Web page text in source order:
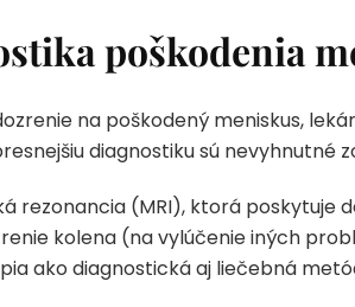
poškodenia
na poškodený meniskus,
diagnostiku sú nevyhnutné
rezonancia (MRI), ktorá poskytuje
kolena (na vylúčenie iných
ako diagnostická aj liečebná